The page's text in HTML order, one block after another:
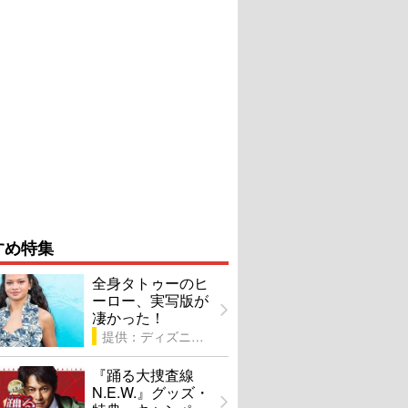
特集
全身タトゥーのヒ
ーロー、実写版が
凄かった！
提供：ディズニー
『踊る大捜査線
N.E.W.』グッズ・